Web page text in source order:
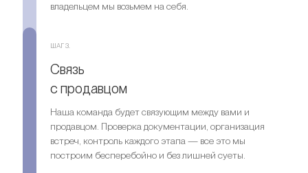
владельцем мы возьмем на себя.
ШАГ 3.
Связь
с продавцом
Наша команда будет связующим между вами и
продавцом. Проверка документации, организация
встреч, контроль каждого этапа — все это мы
построим бесперебойно и без лишней суеты.